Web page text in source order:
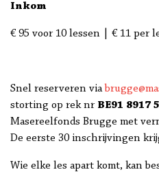
Inkom
€ 95 voor 10 lessen | € 11 per
Snel reserveren via
storting op rek nr BE91 8917
Masereelfonds Brugge met
De eerste 30 inschrijvingen
Wie elke les apart komt, kan